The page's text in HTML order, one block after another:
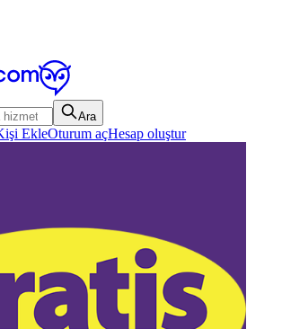
Ara
EkleOturum açHesap oluştur